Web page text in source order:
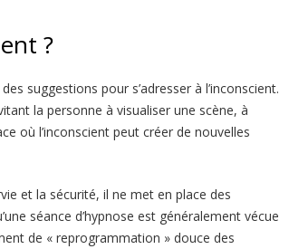
?
suggestions pour s’adresser à l’inconscient.
la personne à visualiser une scène, à
où l’inconscient peut créer de nouvelles
et la sécurité, il ne met en place des
séance d’hypnose est généralement vécue
de « reprogrammation » douce des